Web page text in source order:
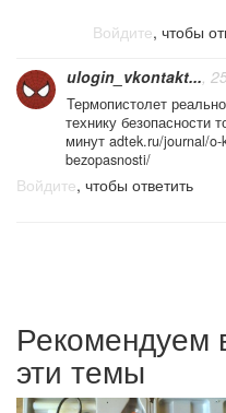
Войдите, чтобы
ulogin_vkontakt...,
Термопистолет
технику безопасности
минут adtek.ru/journal/
bezopasnosti/
Войдите, чтобы ответить
Рекомендуем
эти темы